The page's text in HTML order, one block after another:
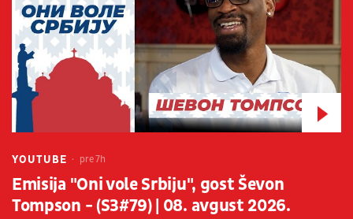
YOUTUBE pre 7h
Emisija "Oni vole Srbiju", gost Ševon
Tompson - (S3#79) | 08. avgust 2026.